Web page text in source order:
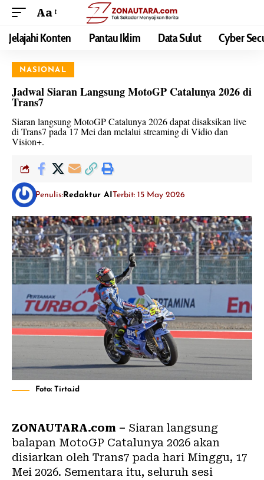
Aa
Jelajahi Konten Pantau Iklim Data Sulut Cyber
NASIONAL
Jadwal Siaran Langsung MotoGP Catalunya 2026 di
Trans7
Siaran langsung MotoGP Catalunya 2026 dapat disaksikan live
di Trans7 pada 17 Mei dan melalui streaming di Vidio dan
Vision+.
Penulis: Redaktur AITerbit: 15 May 2026
Foto: Tirto.id
ZONAUTARA.com – Siaran langsung
balapan MotoGP Catalunya 2026 akan
disiarkan oleh Trans7 pada hari Minggu, 17
Mei 2026. Sementara itu, seluruh sesi